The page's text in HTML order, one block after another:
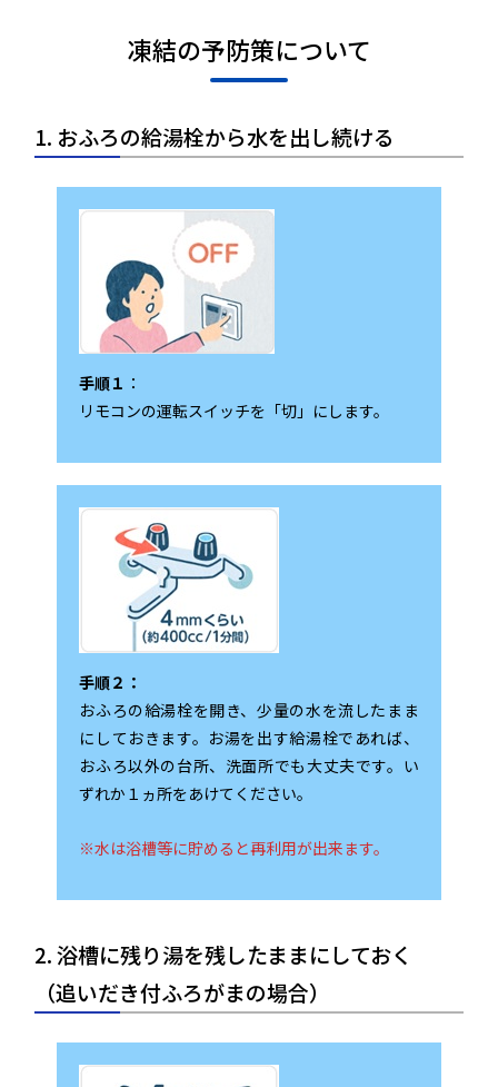
凍結の予防策について
1. おふろの給湯栓から水を出し続ける
手順１ ：
リモコンの運転スイッチを「切」にします。
手順２：
おふろの給湯栓を開き、少量の水を流したまま
にしておきます。お湯を出す給湯栓であれば、
おふろ以外の台所、洗面所でも大丈夫です。い
ずれか１ヵ所をあけてください。
※水は浴槽等に貯めると再利用が出来ます。
2. 浴槽に残り湯を残したままにしておく
（追いだき付ふろがまの場合）